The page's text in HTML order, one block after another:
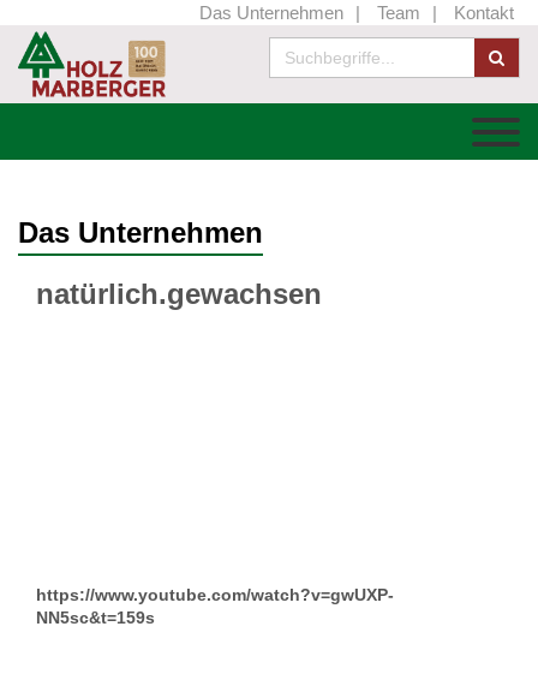
Das Unternehmen Team Kontakt
Das Unternehmen
natürlich.gewachsen
https://www.youtube.com/watch?v=gwUXP-
NN5sc&t=159s